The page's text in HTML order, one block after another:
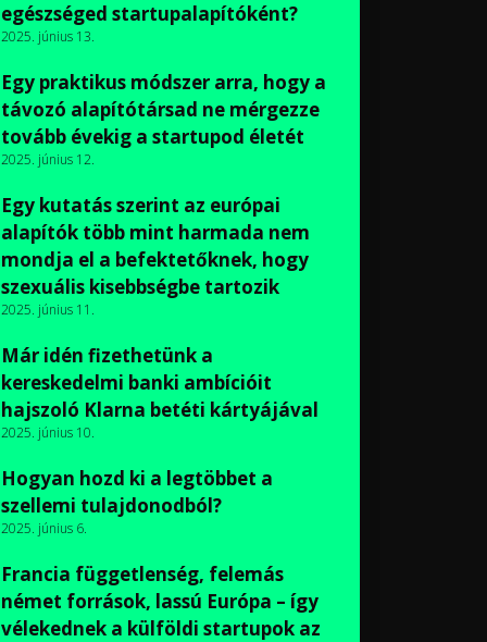
egészséged startupalapítóként?
2025. június 13.
Egy praktikus módszer arra, hogy a
távozó alapítótársad ne mérgezze
tovább évekig a startupod életét
2025. június 12.
Egy kutatás szerint az európai
alapítók több mint harmada nem
mondja el a befektetőknek, hogy
szexuális kisebbségbe tartozik
2025. június 11.
Már idén fizethetünk a
kereskedelmi banki ambícióit
hajszoló Klarna betéti kártyájával
2025. június 10.
Hogyan hozd ki a legtöbbet a
szellemi tulajdonodból?
2025. június 6.
Francia függetlenség, felemás
német források, lassú Európa – így
vélekednek a külföldi startupok az